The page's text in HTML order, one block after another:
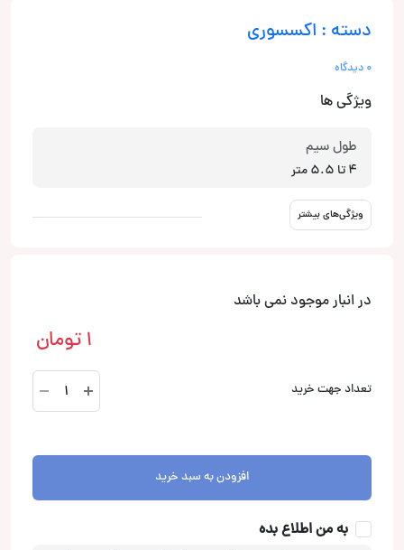
دسته : اکسسوری
0 دیدگاه
ویژگی ها
طول سیم
4 تا 5.5 متر
ویژگی‌های بیشتر
در انبار موجود نمی باشد
1 تومان
تعداد جهت خرید
dordor
کابل
افزودن به سبد خرید
به من اطلاع بده